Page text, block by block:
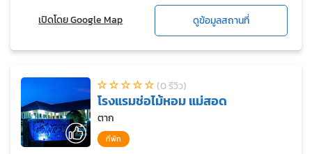
เปิดโดย Google Map ดูข้อมูลสถานที่
(0 รีวิว)
โรงแรมช่อไม้หอม แม่สอด
ตาก
ที่พัก